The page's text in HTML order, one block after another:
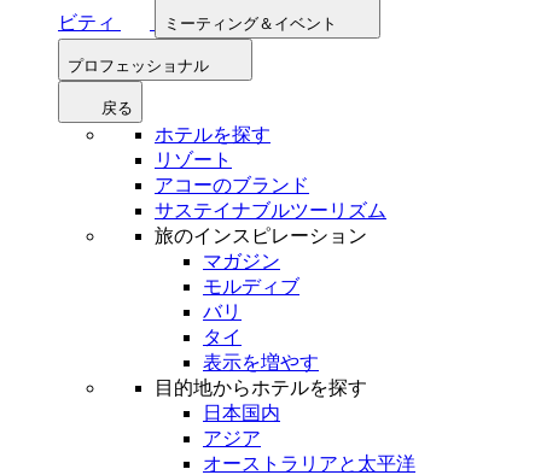
ビティ
ミーティング＆イベント
プロフェッショナル
戻る
ホテルを探す
リゾート
アコーのブランド
サステイナブルツーリズム
旅のインスピレーション
マガジン
モルディブ
バリ
タイ
表示を増やす
目的地からホテルを探す
日本国内
アジア
オーストラリアと太平洋